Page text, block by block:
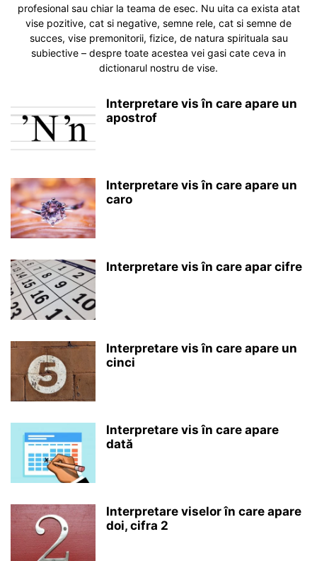
profesional sau chiar la teama de esec. Nu uita ca exista atat
vise pozitive, cat si negative, semne rele, cat si semne de
succes, vise premonitorii, fizice, de natura spirituala sau
subiective – despre toate acestea vei gasi cate ceva in
dictionarul nostru de vise.
Interpretare vis în care apare un
apostrof
Interpretare vis în care apare un
caro
Interpretare vis în care apar cifre
Interpretare vis în care apare un
cinci
Interpretare vis în care apare
dată
Interpretare viselor în care apare
doi, cifra 2